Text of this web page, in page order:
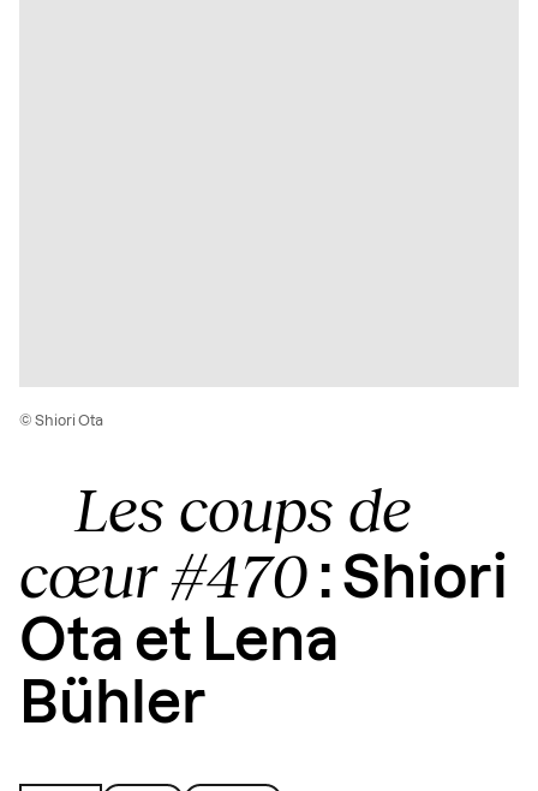
Les coups de
cœur #470 : Shiori
Ota et Lena
Bühler
© Shiori Ota